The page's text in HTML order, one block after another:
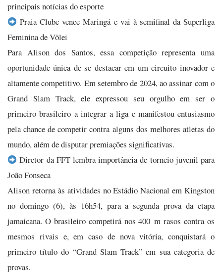
principais notícias do esporte
Praia Clube vence Maringá e vai à semifinal da Superliga
Feminina de Vôlei
Para Alison dos Santos, essa competição representa uma
oportunidade única de se destacar em um circuito inovador e
altamente competitivo. Em setembro de 2024, ao assinar com o
Grand Slam Track, ele expressou seu orgulho em ser o
primeiro brasileiro a integrar a liga e manifestou entusiasmo
pela chance de competir contra alguns dos melhores atletas do
mundo, além de disputar premiações significativas.
Diretor da FFT lembra importância de torneio juvenil para
João Fonseca
Alison retorna às atividades no Estádio Nacional em Kingston
no domingo (6), às 16h54, para a segunda prova da etapa
jamaicana. O brasileiro competirá nos 400 m rasos contra os
mesmos rivais e, em caso de nova vitória, conquistará o
primeiro título do “Grand Slam Track” em sua categoria de
provas.